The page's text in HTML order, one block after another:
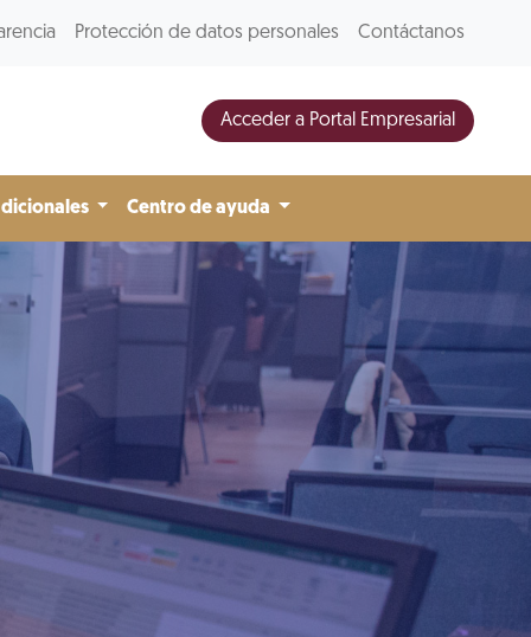
Protección de datos personales Contáctanos
Acceder a Portal Empresarial
Centro de ayuda